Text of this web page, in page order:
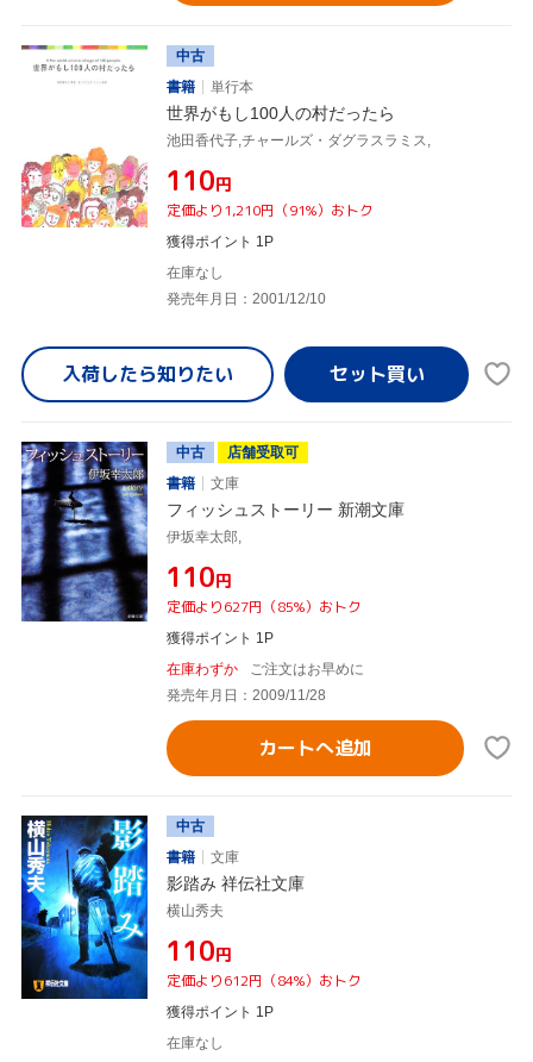
中古
書籍
単行本
世界がもし100人の村だったら
池田香代子,チャールズ・ダグラスラミス,
¥110円
定価より1,210円（91%）おトク
獲得ポイント 1P
在庫なし
発売年月日：2001/12/10
入荷したら知りたい
中古
店舗受取可
書籍
文庫
フィッシュストーリー 新潮文庫
伊坂幸太郎,
¥110円
定価より627円（85%）おトク
獲得ポイント 1P
在庫わずか
ご注文はお早めに
発売年月日：2009/11/28
カートへ追加
中古
書籍
文庫
影踏み 祥伝社文庫
横山秀夫
¥110円
定価より612円（84%）おトク
獲得ポイント 1P
在庫なし